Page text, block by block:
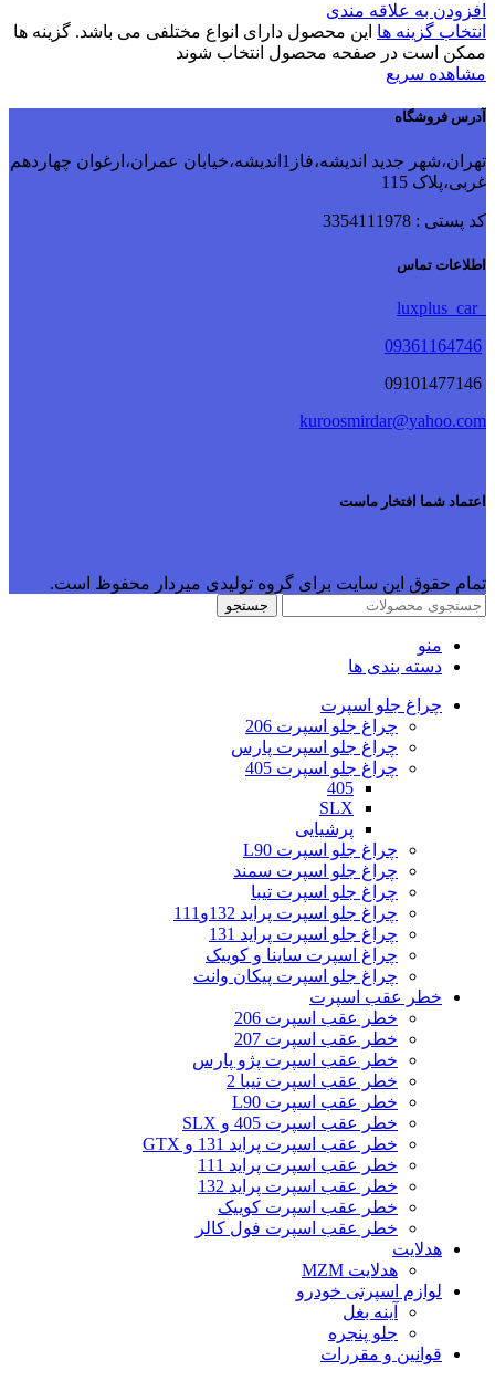
افزودن به علاقه مندی
انتخاب گزینه ها این محصول دارای انواع مختلفی می باشد. گزینه ها
ممکن است در صفحه محصول انتخاب شوند
مشاهده سریع
آدرس فروشگاه
تهران،شهر جدید اندیشه،فاز1اندیشه،خیابان عمران،ارغوان چهاردهم
غربی،پلاک 115
کد پستی : 3354111978
اطلاعات تماس
09361164746
kuroosmirdar@yahoo.com
اعتماد شما افتخار ماست
تمام حقوق این سایت برای گروه تولیدی میردار محفوظ است.
جستجو
منو
دسته بندی ها
چراغ جلو اسپرت
چراغ جلو اسپرت 206
چراغ جلو اسپرت پارس
چراغ جلو اسپرت 405
405
SLX
پرشیایی
چراغ جلو اسپرت L90
چراغ جلو اسپرت سمند
چراغ جلو اسپرت تیبا
چراغ جلو اسپرت پراید 132و111
چراغ جلو اسپرت پراید 131
چراغ اسپرت ساینا و کوییک
چراغ جلو اسپرت پیکان وانت
خطر عقب اسپرت
خطر عقب اسپرت 206
خطر عقب اسپرت 207
خطر عقب اسپرت پژو پارس
خطر عقب اسپرت تیبا 2
خطر عقب اسپرت L90
خطر عقب اسپرت 405 و SLX
خطر عقب اسپرت پراید 131 و GTX
خطر عقب اسپرت پراید 111
خطر عقب اسپرت پراید 132
خطر عقب اسپرت کوییک
خطر عقب اسپرت فول کالر
هدلایت
هدلایت MZM
لوازم اسپرتی خودرو
آینه بغل
جلو پنجره
قوانین و مقررات